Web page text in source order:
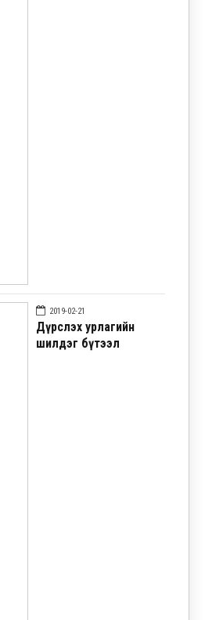
2019-02-21
Дүрслэх урлагийн
шилдэг бүтээл